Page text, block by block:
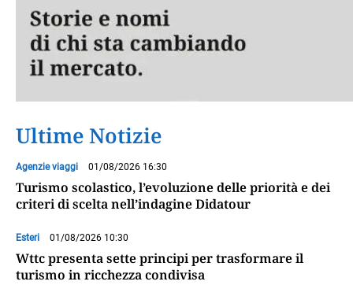
Ultime Notizie
Agenzie viaggi 01/08/2026 16:30
Turismo scolastico, l’evoluzione delle priorità e dei
criteri di scelta nell’indagine Didatour
Esteri 01/08/2026 10:30
Wttc presenta sette principi per trasformare il
turismo in ricchezza condivisa